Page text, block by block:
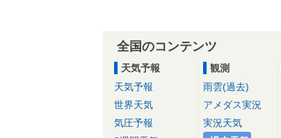
全国のコンテンツ
天気予報
天気予報
世界天気
気圧予報
観測
雨雲(過去)
アメダス実況
実況天気